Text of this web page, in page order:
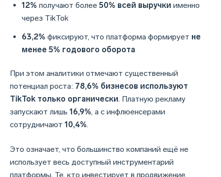
12% получают более 50% всей выручки именно
через TikTok
63,2% фиксируют, что платформа формирует не
менее 5% годового оборота
При этом аналитики отмечают существенный
потенциал роста: 78,6% бизнесов используют
TikTok только органически. Платную рекламу
запускают лишь 16,9%, а с инфлюенсерами
сотрудничают 10,4%.
Это означает, что большинство компаний ещё не
использует весь доступный инструментарий
платформы. Те, кто инвестирует в продвижение,